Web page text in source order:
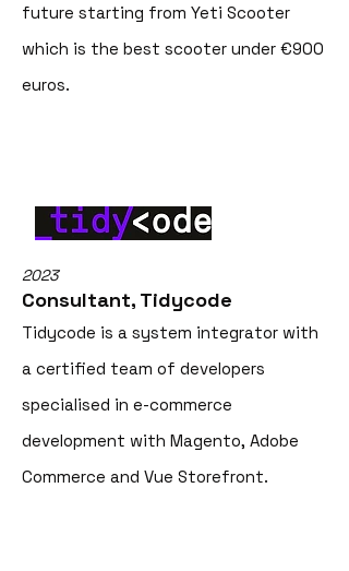
future starting from Yeti Scooter
which is the best scooter under €900
euros.
2023
Consultant, Tidycode
Tidycode is a system integrator with
a certified team of developers
specialised in e-commerce
development with Magento, Adobe
Commerce and Vue Storefront.